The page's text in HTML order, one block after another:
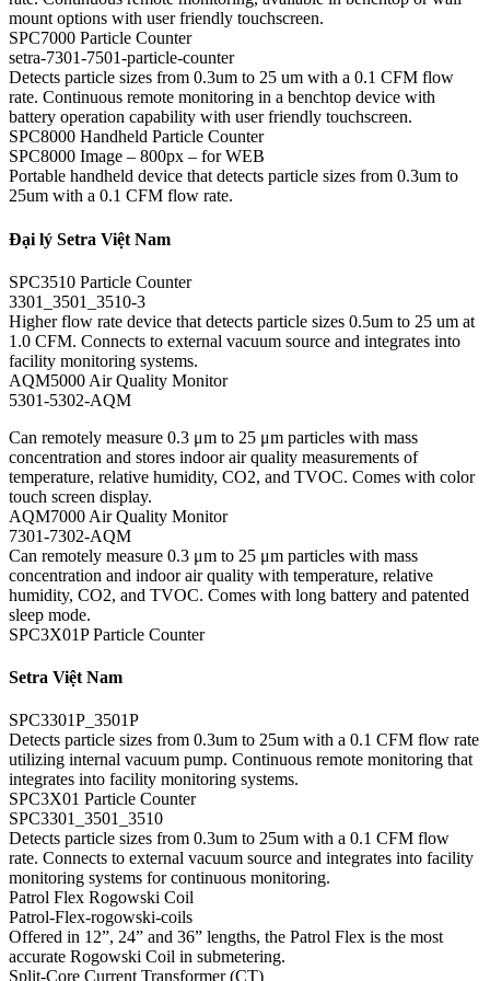
mount options with user friendly touchscreen.
SPC7000 Particle Counter
setra-7301-7501-particle-counter
Detects particle sizes from 0.3um to 25 um with a 0.1 CFM flow
rate. Continuous remote monitoring in a benchtop device with
battery operation capability with user friendly touchscreen.
SPC8000 Handheld Particle Counter
SPC8000 Image – 800px – for WEB
Portable handheld device that detects particle sizes from 0.3um to
25um with a 0.1 CFM flow rate.
Đại lý Setra Việt Nam
SPC3510 Particle Counter
3301_3501_3510-3
Higher flow rate device that detects particle sizes 0.5um to 25 um at
1.0 CFM. Connects to external vacuum source and integrates into
facility monitoring systems.
AQM5000 Air Quality Monitor
5301-5302-AQM
Can remotely measure 0.3 μm to 25 μm particles with mass
concentration and stores indoor air quality measurements of
temperature, relative humidity, CO2, and TVOC. Comes with color
touch screen display.
AQM7000 Air Quality Monitor
7301-7302-AQM
Can remotely measure 0.3 μm to 25 μm particles with mass
concentration and indoor air quality with temperature, relative
humidity, CO2, and TVOC. Comes with long battery and patented
sleep mode.
SPC3X01P Particle Counter
Setra Việt Nam
SPC3301P_3501P
Detects particle sizes from 0.3um to 25um with a 0.1 CFM flow rate
utilizing internal vacuum pump. Continuous remote monitoring that
integrates into facility monitoring systems.
SPC3X01 Particle Counter
SPC3301_3501_3510
Detects particle sizes from 0.3um to 25um with a 0.1 CFM flow
rate. Connects to external vacuum source and integrates into facility
monitoring systems for continuous monitoring.
Patrol Flex Rogowski Coil
Patrol-Flex-rogowski-coils
Offered in 12”, 24” and 36” lengths, the Patrol Flex is the most
accurate Rogowski Coil in submetering.
Split-Core Current Transformer (CT)